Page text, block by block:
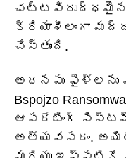
చట్టవిరుద్ధమైన
క్రియాశీలంగా
చేస్తుంది.
అదనపు ఫైళ్లను
Bspojzo
ఆపరేటింగ్ సిస్టమ్
అత్యవసరం.